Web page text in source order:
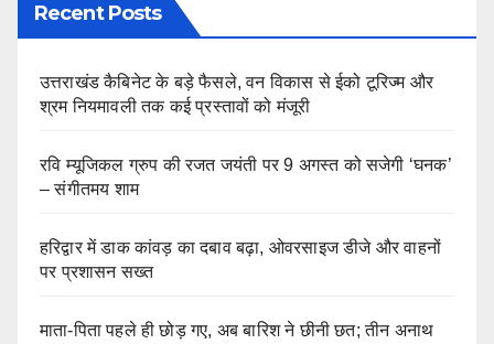
Recent Posts
उत्तराखंड कैबिनेट के बड़े फैसले, वन विकास से ईको टूरिज्म और
श्रम नियमावली तक कई प्रस्तावों को मंजूरी
रवि म्यूजिकल ग्रुप की रजत जयंती पर 9 अगस्त को सजेगी ‘घनक’
– संगीतमय शाम
हरिद्वार में डाक कांवड़ का दबाव बढ़ा, ओवरसाइज डीजे और वाहनों
पर प्रशासन सख्त
माता-पिता पहले ही छोड़ गए, अब बारिश ने छीनी छत; तीन अनाथ